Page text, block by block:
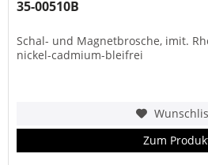
35-00510B
Schal- und Magnetbrosche, imit.
nickel-cadmium-bleifrei
Zum